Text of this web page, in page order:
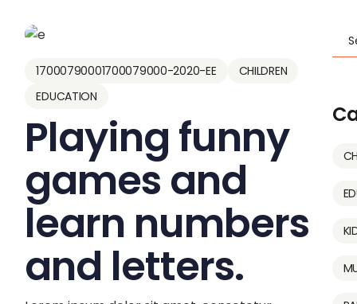
17000790001700079000-2020-EE
CHILDREN
EDUCATION
Playing funny
games and
learn numbers
and letters.